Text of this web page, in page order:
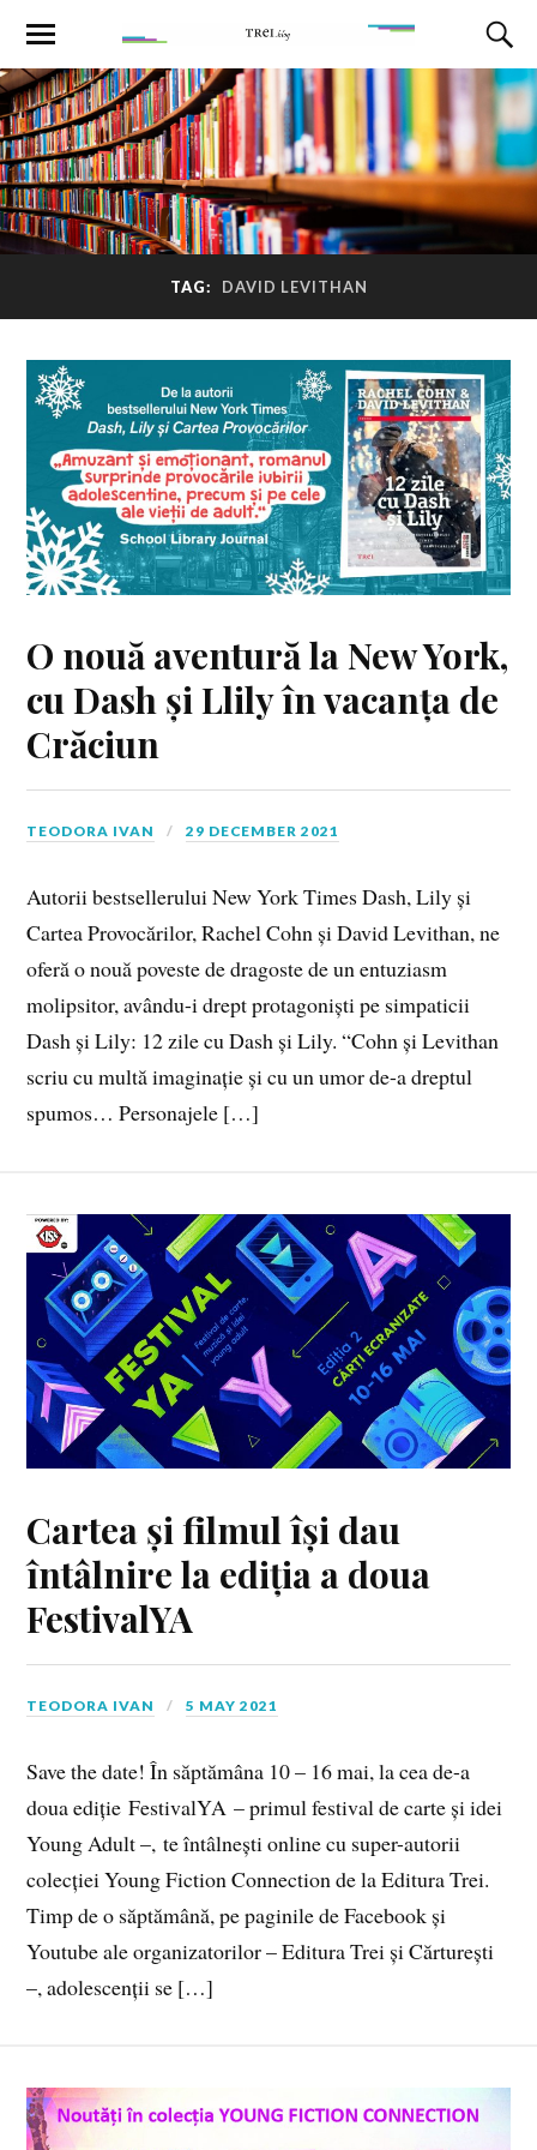
TAG: DAVID LEVITHAN
O nouă aventură la New York,
cu Dash și Llily în vacanța de
Crăciun
TEODORA IVAN 29 DECEMBER 2021
Autorii bestsellerului New York Times Dash, Lily și
Cartea Provocărilor, Rachel Cohn și David Levithan, ne
oferă o nouă poveste de dragoste de un entuziasm
molipsitor, avându-i drept protagoniști pe simpaticii
Dash și Lily: 12 zile cu Dash și Lily. “Cohn și Levithan
scriu cu multă imaginație și cu un umor de-a dreptul
spumos… Personajele […]
Cartea și filmul își dau
întâlnire la ediția a doua
FestivalYA
TEODORA IVAN 5 MAY 2021
Save the date! În săptămâna 10 – 16 mai, la cea de-a
doua ediție FestivalYA – primul festival de carte și idei
Young Adult –, te întâlnești online cu super-autorii
colecției Young Fiction Connection de la Editura Trei.
Timp de o săptămână, pe paginile de Facebook și
Youtube ale organizatorilor – Editura Trei și Cărturești
–, adolescenții se […]